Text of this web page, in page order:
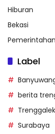
Hiburan
Bekasi
Pemerintahan
Label
berita
Trenggalek
Surabaya